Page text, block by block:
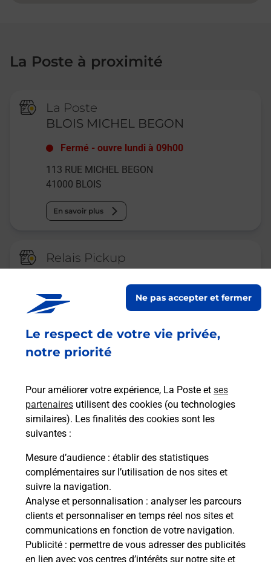
Le respect de votre vie privée,
notre priorité
Pour améliorer votre expérience, La Poste et ses
partenaires utilisent des cookies (ou technologies
similaires). Les finalités des cookies sont les
suivantes :
Mesure d’audience : établir des statistiques
complémentaires sur l’utilisation de nos sites et
suivre la navigation.
Analyse et personnalisation : analyser les parcours
clients et personnaliser en temps réel nos sites et
communications en fonction de votre navigation.
Publicité : permettre de vous adresser des publicités
en lien avec vos centres d’intérêts sur notre site et
Ne pas accepter et fermer
La Poste à proximité
La Poste
BLOIS MICHEL BEGON
Fermé -ouvre lundi à 09h00
113 RUE MICHEL BEGON
41000 BLOIS
En savoir plus
Relais Pickup
CONSIGNE LAVERIE
AUTOMATIQUE BLOIS
ouvre dimanche à 07h00
62 RUE LEWES
41000 BLOIS
Malin !
La Poste
en ligne
Ouvert 24h/24
En savoir plus